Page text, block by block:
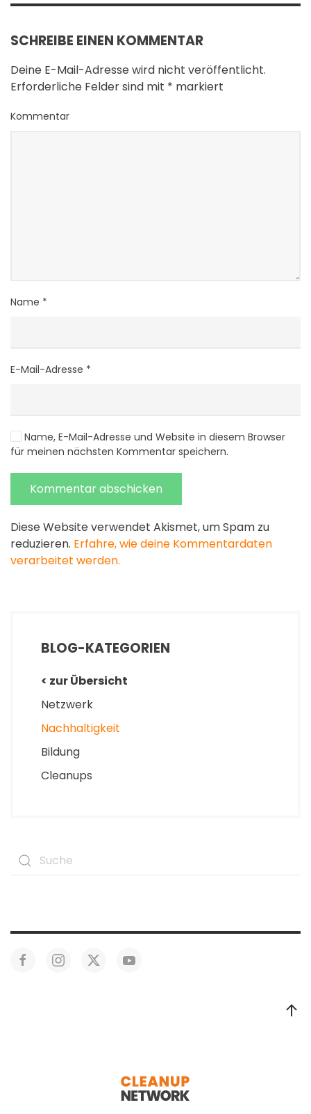
SCHREIBE EINEN KOMMENTAR
Deine E-Mail-Adresse wird nicht veröffentlicht.
Erforderliche Felder sind mit * markiert
Kommentar
Name *
E-Mail-Adresse *
Name, E-Mail-Adresse und Website in diesem Browser
für meinen nächsten Kommentar speichern.
Kommentar abschicken
Diese Website verwendet Akismet, um Spam zu
reduzieren. Erfahre, wie deine Kommentardaten
verarbeitet werden.
BLOG-KATEGORIEN
< zur Übersicht
Netzwerk
Nachhaltigkeit
Bildung
Cleanups